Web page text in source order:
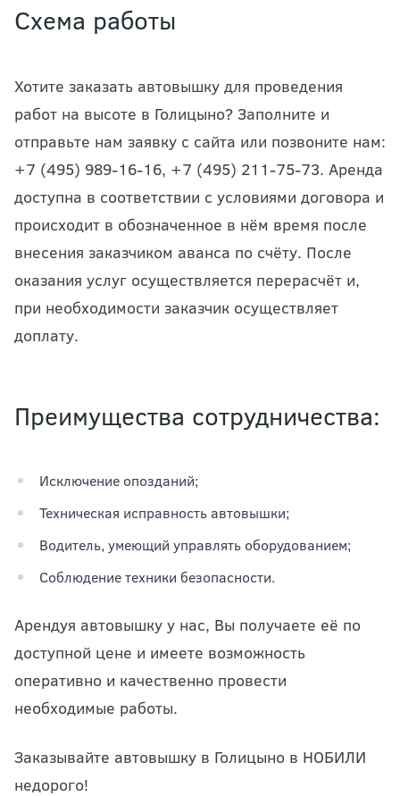
Схема работы
Хотите заказать автовышку для проведения
работ на высоте в Голицыно? Заполните и
отправьте нам заявку с сайта или позвоните нам:
+7 (495) 989-16-16, +7 (495) 211-75-73. Аренда
доступна в соответствии с условиями договора и
происходит в обозначенное в нём время после
внесения заказчиком аванса по счёту. После
оказания услуг осуществляется перерасчёт и,
при необходимости заказчик осуществляет
доплату.
Преимущества сотрудничества:
Исключение опозданий;
Техническая исправность автовышки;
Водитель, умеющий управлять оборудованием;
Соблюдение техники безопасности.
Арендуя автовышку у нас, Вы получаете её по
доступной цене и имеете возможность
оперативно и качественно провести
необходимые работы.
Заказывайте автовышку в Голицыно в НОБИЛИ
недорого!